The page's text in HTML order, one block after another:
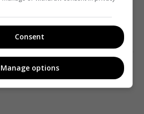
подозрительные дроны, -
2026
Boeing-737 нашли
2026
от жары: как
первую помощь
зону" и
атак украинских БПЛА
Consent
Manage options